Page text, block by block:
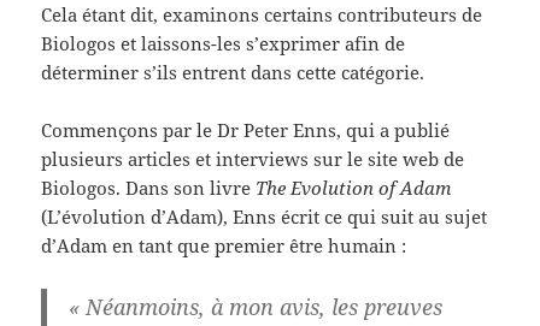
Cela étant dit, examinons certains contributeurs de
Biologos et laissons-les s’exprimer afin de
déterminer s’ils entrent dans cette catégorie.
Commençons par le Dr Peter Enns, qui a publié
plusieurs articles et interviews sur le site web de
Biologos. Dans son livre The Evolution of Adam
(L’évolution d’Adam), Enns écrit ce qui suit au sujet
d’Adam en tant que premier être humain :
« Néanmoins, à mon avis, les preuves